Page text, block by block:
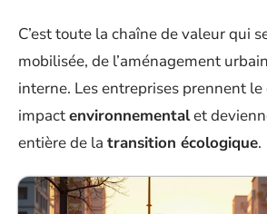
C’est toute la chaîne de valeur qui
mobilisée, de l’aménagement
interne. Les entreprises prennent
impactenvironnementalet
entière de la transition écologique.